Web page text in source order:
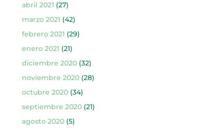
abril 2021 (27)
marzo 2021 (42)
febrero 2021 (29)
enero 2021 (21)
diciembre 2020(32)
noviembre 2020(28)
octubre 2020(34)
septiembre 2020(21)
agosto 2020(5)